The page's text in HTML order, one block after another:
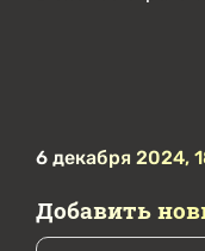
6 декабря 2024,
Добавить